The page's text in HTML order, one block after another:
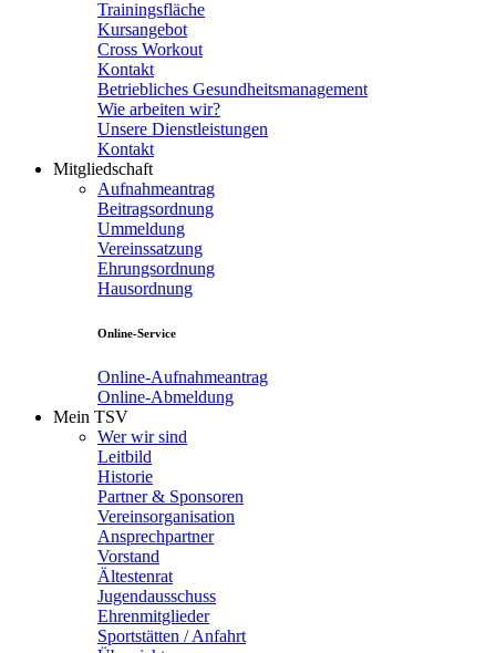
Trainingsfläche
Kursangebot
Cross Workout
Kontakt
Betriebliches Gesundheitsmanagement
Wie arbeiten wir?
Unsere Dienstleistungen
Kontakt
Mitgliedschaft
Aufnahmeantrag
Beitragsordnung
Ummeldung
Vereinssatzung
Ehrungsordnung
Hausordnung
Online-Service
Online-Aufnahmeantrag
Online-Abmeldung
Mein TSV
Wer wir sind
Leitbild
Historie
Partner & Sponsoren
Vereinsorganisation
Ansprechpartner
Vorstand
Ältestenrat
Jugendausschuss
Ehrenmitglieder
Sportstätten / Anfahrt